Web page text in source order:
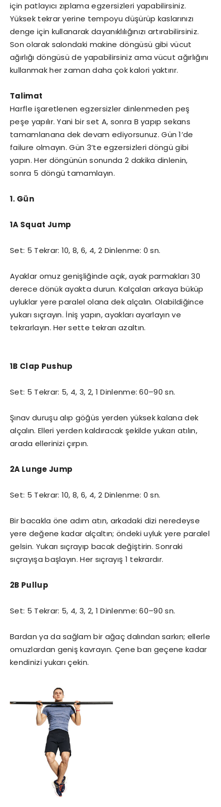
için patlayıcı zıplama egzersizleri yapabilirsiniz.
Yüksek tekrar yerine tempoyu düşürüp kaslarınızı
denge için kullanarak dayanıklılığınızı artırabilirsiniz.
Son olarak salondaki makine döngüsü gibi vücut
ağırlığı döngüsü de yapabilirsiniz ama vücut ağırlığını
kullanmak her zaman daha çok kalori yaktırır.
Talimat
Harfle işaretlenen egzersizler dinlenmeden peş
peşe yapılır. Yani bir set A, sonra B yapıp sekans
tamamlanana dek devam ediyorsunuz. Gün 1’de
failure olmayın. Gün 3’te egzersizleri döngü gibi
yapın. Her döngünün sonunda 2 dakika dinlenin,
sonra 5 döngü tamamlayın.
1. Gün
1A Squat Jump
Set: 5 Tekrar: 10, 8, 6, 4, 2 Dinlenme: 0 sn.
Ayaklar omuz genişliğinde açık, ayak parmakları 30
derece dönük ayakta durun. Kalçaları arkaya büküp
uyluklar yere paralel olana dek alçalın. Olabildiğince
yukarı sıçrayın. İniş yapın, ayakları ayarlayın ve
tekrarlayın. Her sette tekrarı azaltın.
1B Clap Pushup
Set: 5 Tekrar: 5, 4, 3, 2, 1 Dinlenme: 60–90 sn.
Şınav duruşu alıp göğüs yerden yüksek kalana dek
alçalın. Elleri yerden kaldıracak şekilde yukarı atılın,
arada ellerinizi çırpın.
2A Lunge Jump
Set: 5 Tekrar: 10, 8, 6, 4, 2 Dinlenme: 0 sn.
Bir bacakla öne adım atın, arkadaki dizi neredeyse
yere değene kadar alçaltın; öndeki uyluk yere paralel
gelsin. Yukarı sıçrayıp bacak değiştirin. Sonraki
sıçrayışa başlayın. Her sıçrayış 1 tekrardır.
2B Pullup
Set: 5 Tekrar: 5, 4, 3, 2, 1 Dinlenme: 60–90 sn.
Bardan ya da sağlam bir ağaç dalından sarkın; ellerle
omuzlardan geniş kavrayın. Çene barı geçene kadar
kendinizi yukarı çekin.